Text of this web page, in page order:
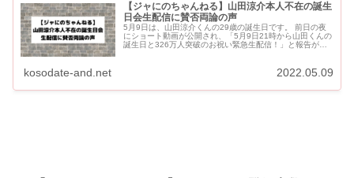
【ジャにのちゃんねる】山田涼介本人不在の誕生
日会生配信に賛否両論の声
5月9日は、山田涼介くんの29歳の誕生日です。 前日の夜
にショート動画が公開され、「5月9日21時から山田くんの
誕生日と326万人突破のお祝い緊急生配信！」と報告があ
kosodate-and.net 2022.05.09